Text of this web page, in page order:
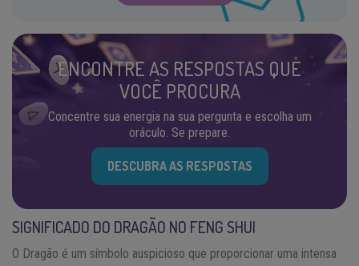
ENCONTRE AS RESPOSTAS QUE
VOCÊ PROCURA
Concentre sua energia na sua pergunta e escolha um
oráculo. Se prepare.
DESCUBRA AS RESPOSTAS
SIGNIFICADO DO DRAGÃO NO FENG SHUI
O Dragão é um símbolo auspicioso que proporcionar uma intensa